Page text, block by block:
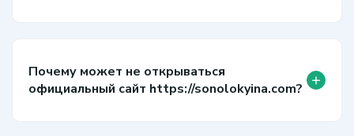
Почему может не открываться
официальный сайт https://sonolokyina.com? +